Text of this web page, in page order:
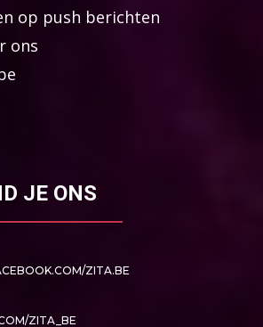
op push berichten
ons
JE ONS
ZITA.BE
ZITA_BE